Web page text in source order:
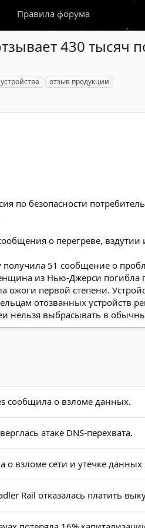
Правила форума
430 тысяч
отзыв продукции
по безопасности
о перегреве,
получила 51 сообщение о
из Нью-Джерси погибла
первой степени.
отозванных устройств
нельзя выбрасывать в
сообщила о взломе данных.
атаке DNS-перехвата.
о взломе сети и утечке данных
Rail отказалась платить